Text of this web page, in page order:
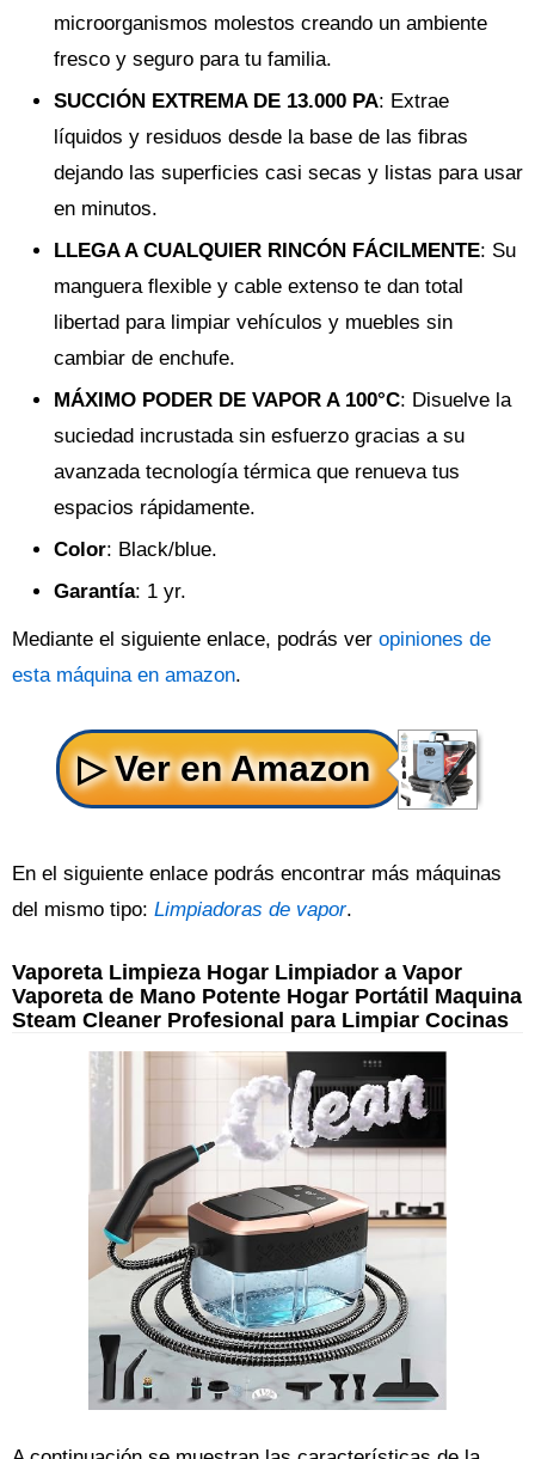
microorganismos molestos creando un ambiente
fresco y seguro para tu familia.
SUCCIÓN EXTREMA DE 13.000 PA: Extrae
líquidos y residuos desde la base de las fibras
dejando las superficies casi secas y listas para usar
en minutos.
LLEGA A CUALQUIER RINCÓN FÁCILMENTE: Su
manguera flexible y cable extenso te dan total
libertad para limpiar vehículos y muebles sin
cambiar de enchufe.
MÁXIMO PODER DE VAPOR A 100°C: Disuelve la
suciedad incrustada sin esfuerzo gracias a su
avanzada tecnología térmica que renueva tus
espacios rápidamente.
Color: Black/blue.
Garantía: 1 yr.
Mediante el siguiente enlace, podrás ver opiniones de
esta máquina en amazon.
En el siguiente enlace podrás encontrar más máquinas
del mismo tipo: Limpiadoras de vapor.
Vaporeta Limpieza Hogar Limpiador a Vapor
Vaporeta de Mano Potente Hogar Portátil Maquina
Steam Cleaner Profesional para Limpiar Cocinas